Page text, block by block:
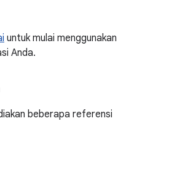
untuk mulai menggunakan
Anda.
beberapa referensi